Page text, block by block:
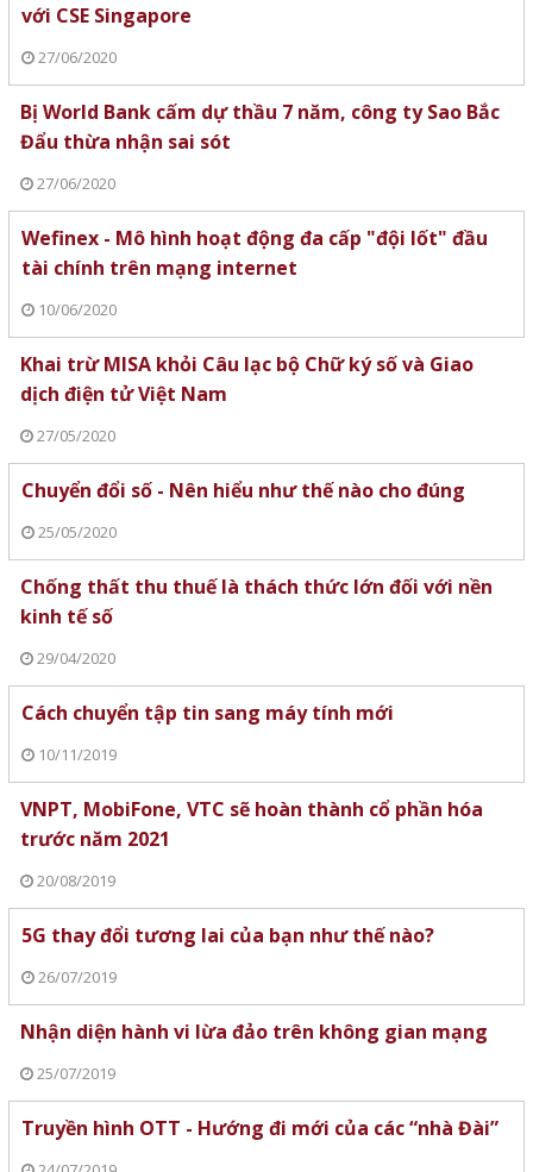
với CSE Singapore
27/06/2020
Bị World Bank cấm dự thầu 7 năm, công ty Sao Bắc
Đẩu thừa nhận sai sót
27/06/2020
Wefinex - Mô hình hoạt động đa cấp "đội lốt" đầu
tài chính trên mạng internet
10/06/2020
Khai trừ MISA khỏi Câu lạc bộ Chữ ký số và Giao
dịch điện tử Việt Nam
27/05/2020
Chuyển đổi số - Nên hiểu như thế nào cho đúng
25/05/2020
Chống thất thu thuế là thách thức lớn đối với nền
kinh tế số
29/04/2020
Cách chuyển tập tin sang máy tính mới
10/11/2019
VNPT, MobiFone, VTC sẽ hoàn thành cổ phần hóa
trước năm 2021
20/08/2019
5G thay đổi tương lai của bạn như thế nào?
26/07/2019
Nhận diện hành vi lừa đảo trên không gian mạng
25/07/2019
Truyền hình OTT - Hướng đi mới của các “nhà Đài”